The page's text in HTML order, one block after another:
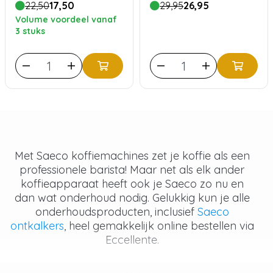
reinigingstabletten
22,5017,50
Volume voordeel vanaf
3 stuks
29,9526,95
Met Saeco koffiemachines zet je koffie als een
professionele barista! Maar net als elk ander
koffieapparaat heeft ook je Saeco zo nu en
dan wat onderhoud nodig. Gelukkig kun je alle
onderhoudsproducten, inclusief Saeco
ontkalkers, heel gemakkelijk online bestellen via
Eccellente.